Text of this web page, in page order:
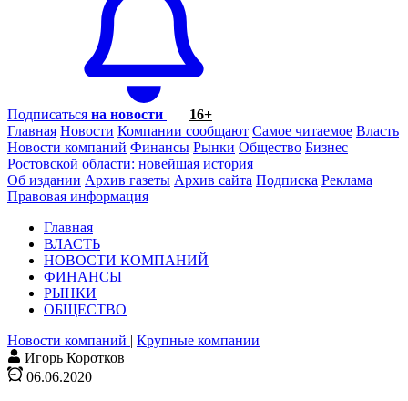
Подписаться на новости
16+
Главная Новости Компании сообщают Самое читаемое Власть
Новости компаний Финансы Рынки Общество Бизнес
Ростовской области: новейшая история
Об издании Архив газеты Архив сайта Подписка Реклама
Правовая информация
Главная
ВЛАСТЬ
НОВОСТИ КОМПАНИЙ
ФИНАНСЫ
РЫНКИ
ОБЩЕСТВО
Новости компаний | Крупные компании
Игорь Коротков
06.06.2020